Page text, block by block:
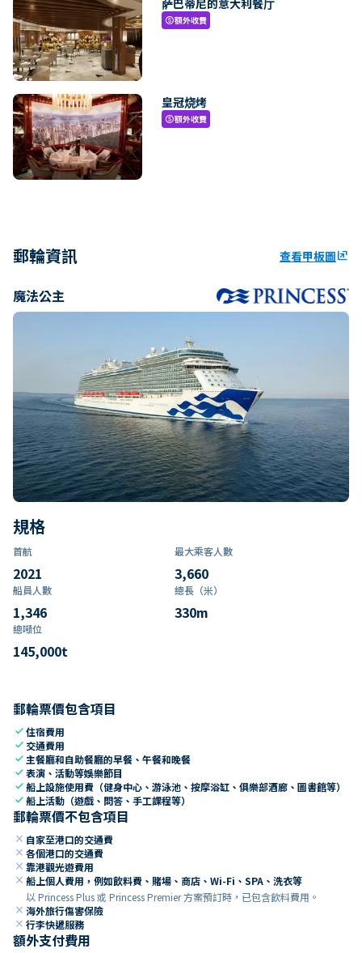
paid額外收費
皇冠烧烤
paid額外收費
郵輪資訊 查看甲板圖ungroup
魔法公主
規格
首航
2021
最大乘客人數
3,660
船員人數
1,346
總長（米）
330m
總噸位
145,000t
郵輪票價包含項目
check住宿費用
check 交通費用
check 主餐廳和自助餐廳的早餐、午餐和晚餐
check表演、活動等娛樂節目
check船上設施使用費（健身中心、游泳池、按摩浴缸、俱樂部酒廊、圖書館等）
check船上活動（遊戲、問答、手工課程等）
郵輪票價不包含項目
close 自家至港口的交通費
close 各個港口的交通費
close 靠港觀光遊費用
close 船上個人費用，例如飲料費、賭場、商店、Wi-Fi、SPA、洗衣等
以 Princess Plus 或 Princess Premier 方案預訂時，已包含飲料費用。
close 海外旅行傷害保險
close 行李快遞服務
額外支付費用